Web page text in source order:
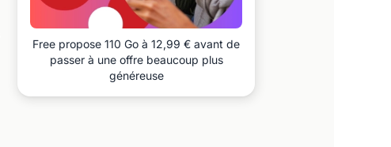
Free propose 110 Go à 12,99 € avant de
passer à une offre beaucoup plus
généreuse